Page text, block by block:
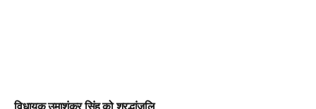
विधायक उमाशंकर सिंह को श्रद्धांजलि